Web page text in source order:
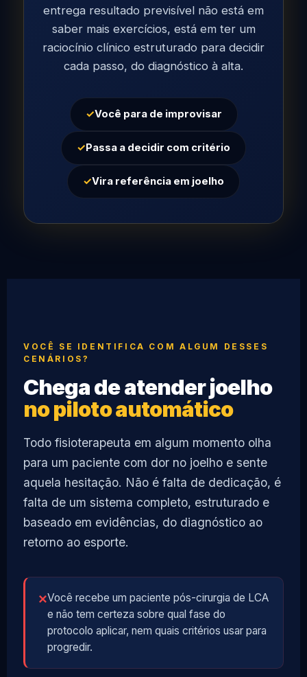
entrega resultado previsível não está em
saber mais exercícios, está em ter um
raciocínio clínico estruturado para decidir
cada passo, do diagnóstico à alta.
✓Você para de improvisar
✓Passa a decidir com critério
✓Vira referência em joelho
VOCÊ SE IDENTIFICA COM ALGUM DESSES
CENÁRIOS?
Chega de atender joelho
no piloto automático
Todo fisioterapeuta em algum momento olha
para um paciente com dor no joelho e sente
aquela hesitação. Não é falta de dedicação, é
falta de um sistema completo, estruturado e
baseado em evidências, do diagnóstico ao
retorno ao esporte.
✕Você recebe um paciente pós-cirurgia de LCA
e não tem certeza sobre qual fase do
protocolo aplicar, nem quais critérios usar para
progredir.